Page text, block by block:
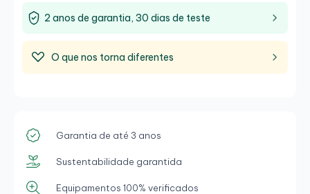
2 anos de garantia, 30 dias de teste
O que nos torna diferentes
Garantia de até 3 anos
Sustentabilidade garantida
Equipamentos 100% verificados